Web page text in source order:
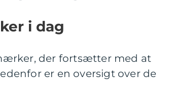
i dag
der fortsætter med at
er en oversigt over de